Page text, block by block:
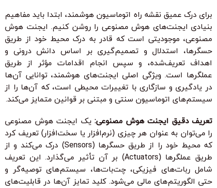
برای درک عمیق نقشه راه اتوماسیون هوشمند، ابتدا باید مفاهیم
بنیادی ایجنت‌های هوش مصنوعی را روشن کنیم. ایجنت هوش
مصنوعی، موجودیتی است که قادر به درک محیط خود از طریق
حسگرها، استدلال و تصمیم‌گیری بر اساس دانش درونی و
اهداف تعریف‌شده، و سپس انجام اقدامات مؤثر از طریق
عملگرها است. ویژگی اصلی ایجنت‌های هوشمند، توانایی آن‌ها
در یادگیری و سازگاری با تغییرات محیطی است، که آن‌ها را از
سیستم‌های اتوماسیون سنتی و مبتنی بر قوانین متمایز می‌کند.
تعریف دقیق ایجنت هوش مصنوعی: یک ایجنت هوش مصنوعی
را می‌توان به عنوان هر چیزی (نرم‌افزار یا سخت‌افزار) تعریف کرد
که محیط خود را از طریق حسگرها
(Sensors) درک می‌کند و از
طریق عملگرها
(Actuators) بر آن تأثیر می‌گذارد. این تعریف
شامل ربات‌های فیزیکی، چت‌بات‌ها، سیستم‌های توصیه‌گر و
حتی الگوریتم‌های مالی می‌شود. کلید تمایز آن‌ها در قابلیت‌های